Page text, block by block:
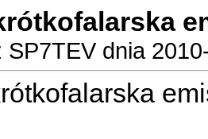
SP7TEV dnia